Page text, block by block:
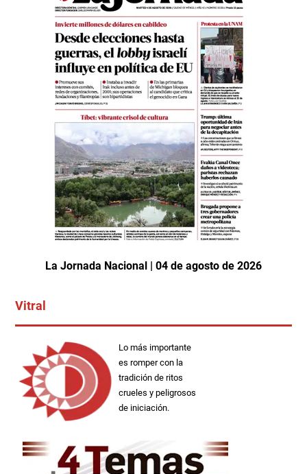
La Jornada Nacional | 04 de agosto de 2026
Vitral
Lo más importante
es romper con la
tradición de ritos
crueles y peligrosos
de iniciación.